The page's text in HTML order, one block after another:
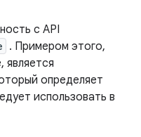
с API
. Примером этого,
является
определяет
использовать в